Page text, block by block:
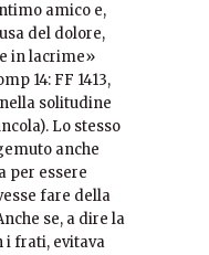
amico e,
del dolore,
in lacrime»
14: FF 1413,
solitudine
Lo stesso
anche
per essere
fare della
se, a dire la
i frati, evitava